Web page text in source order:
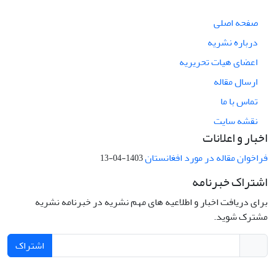
صفحه اصلی
درباره نشریه
اعضای هیات تحریریه
ارسال مقاله
تماس با ما
نقشه سایت
اخبار و اعلانات
فراخوان مقاله در مورد افغانستان1403-04-13
اشتراک خبرنامه
برای دریافت اخبار و اطلاعیه های مهم نشریه در خبرنامه نشریه
مشترک شوید.
اشتراک